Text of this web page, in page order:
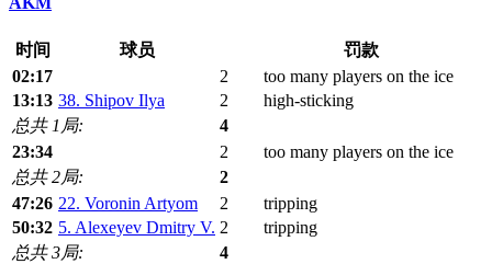
时间 球员
罚款
02:17
2
too many players on the ice
13:13 38. Shipov Ilya 2
high-sticking
总共 1局:
4
23:34
2
too many players on the ice
总共 2局:
2
47:26 22. Voronin Artyom 2
tripping
50:32 5. Alexeyev Dmitry V. 2
tripping
总共 3局:
4